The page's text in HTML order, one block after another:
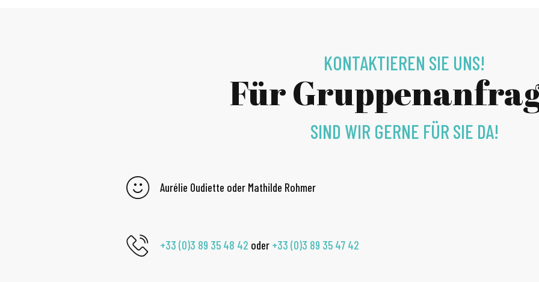
KONTAKTIEREN SIE UNS!
Für
SIND WIR GERNE FÜR SIE DA!
Aurélie Oudiette oder Mathilde Rohmer
+33 (0)3 89 35 48 42 oder +33 (0)3 89 35 47 42